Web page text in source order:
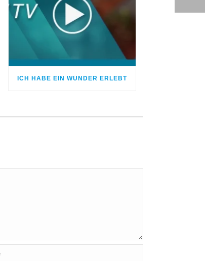
ICH HABE EIN WUNDER ERLEBT